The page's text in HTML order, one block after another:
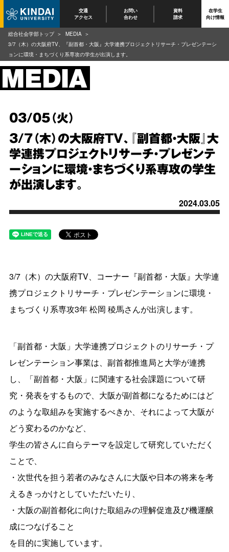
交通
アクセス
お問い
合わせ
資料
請求
在学生
向け情報
03/05（火）
3/7（木）の大阪府TV、『副首都・大阪』大
学連携プロジェクトリサーチ・プレゼンテ
ーションに環境・まちづくり系専攻の学生
が出演します。
2024.03.05
3/7（木）の大阪府TV、コーナー『副首都・大阪』大学連
携プロジェクトリサーチ・プレゼンテーションに環境・
まちづくり系専攻3年 松岡 稜馬さんが出演します。
「副首都・大阪」大学連携プロジェクトのリサーチ・プ
レゼンテーション事業は、副首都推進局と大学が連携
し、「副首都・大阪」に関連する社会課題について研
究・発表をするもので、大阪が副首都になるためにはど
のような取組みを実施するべきか、それによって大阪が
どう変わるのかなど、
学生の皆さんに自らテーマを設定して研究していただく
ことで、
・次世代を担う若者のみなさんに大阪や日本の将来を考
えるきっかけとしていただいたり、
・大阪の副首都化に向けた取組みの理解促進及び機運醸
成につなげること
を目的に実施しています。
総合社会学部トップ
MEDIA
3/7（木）の大阪府TV、『副首都・大阪』大学連携プロジェクトリサーチ・プレゼンテーシ
ョンに環境・まちづくり系専攻の学生が出演します。